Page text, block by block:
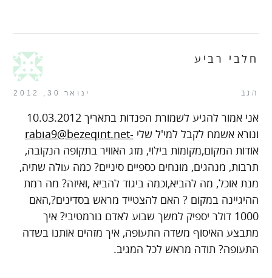
הגב ינואר 30, 2012
חלבי רביע
אני אמור להגיע לשמורת הפנדות בתאריך 10.03.2012
ונורא אשמח לקבל למי'ל שלי -rabia9@bezeqint.net
אודות המקום,מקומות בילוי, מזג האוויר בתקופה הנקובה,
תרבות, מנהגים, מונחים כספיים סיניים? כמה עולה שתיה,
מנת אוכל, מה להביא,וכמה ביגוד להביא ,ואיזה? מה רמת
ההיגיינה במקום ? האם להצטייד מראש בסדינים?,האם
1000 דולר יספיק למשך שבוע לאדם נורמטיבי? איך
מתבצע האיסוף משדה התעופה, איך מזהים אותנו בשדה
התעופה? תודה מראש לכל המגיב.